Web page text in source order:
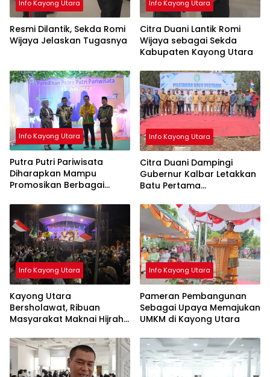
Info Kayong Utara
Resmi Dilantik, Sekda Romi
Wijaya Jelaskan Tugasnya
Info Kayong Utara
Citra Duani Lantik Romi
Wijaya sebagai Sekda
Kabupaten Kayong Utara
Info Kayong Utara
Putra Putri Pariwisata
Diharapkan Mampu
Promosikan Berbagai
Utara
Info Kayong Utara
Citra Duani Dampingi
Gubernur Kalbar Letakkan
Batu Pertama
Simpang Hilir
Info Kayong Utara
Kayong Utara
Bersholawat, Ribuan
Masyarakat Maknai Hijrah
Info Kayong Utara
Pameran Pembangunan
Sebagai Upaya Memajukan
UMKM di Kayong Utara